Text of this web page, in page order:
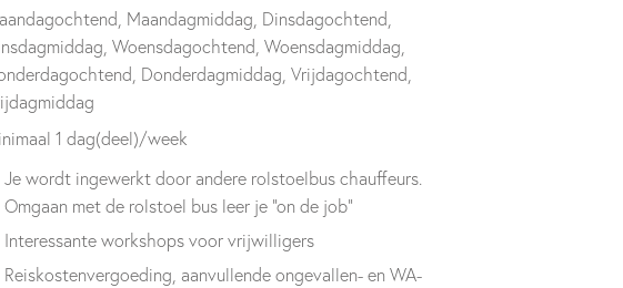
Maandagmiddag, Dinsdagochtend,
Woensdagochtend, Woensdagmiddag,
Donderdagmiddag, Vrijdagochtend,
1 dag(deel)/week
Je wordt ingewerkt door andere rolstoelbus chauffeurs.
Omgaan met de rolstoel bus leer je "on de job"
Interessante workshops voor vrijwilligers
Reiskostenvergoeding, aanvullende ongevallen- en WA-